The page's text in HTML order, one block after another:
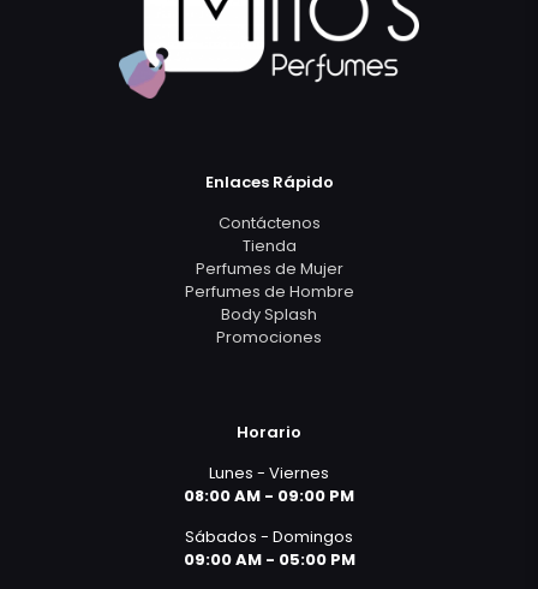
Enlaces Rápido
Contáctenos
Tienda
Perfumes de Mujer
Perfumes de Hombre
Body Splash
Promociones
Horario
Lunes - Viernes
08:00 AM - 09:00 PM
Sábados - Domingos
09:00 AM - 05:00 PM